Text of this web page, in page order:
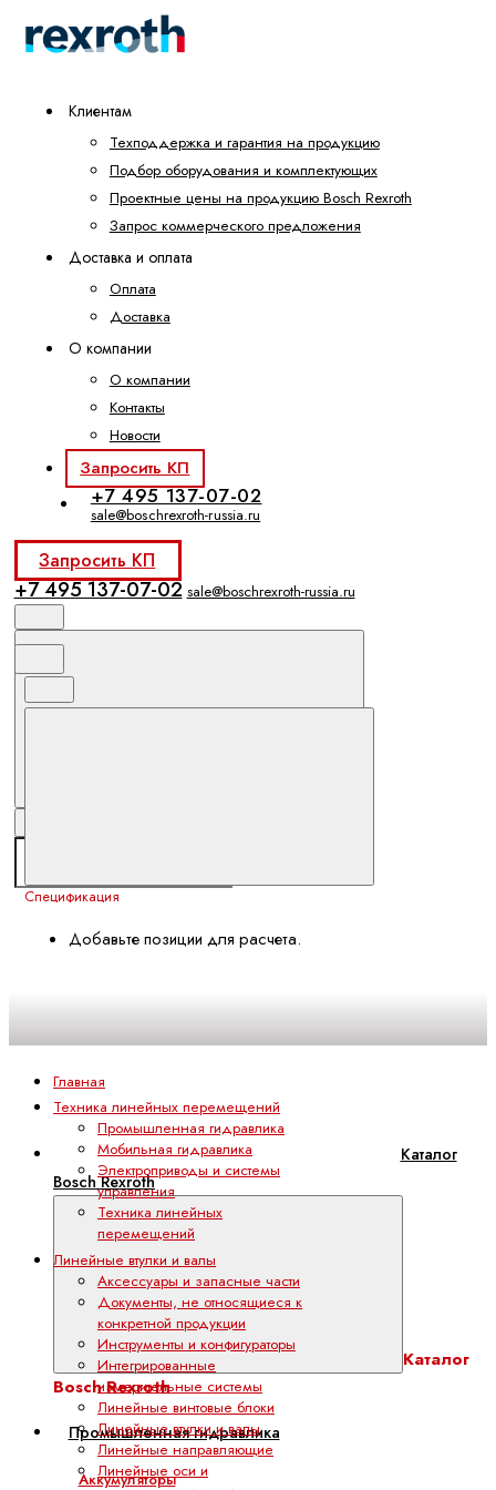
Клиентам
Техподдержка и гарантия на продукцию
Подбор оборудования и комплектующих
Проектные цены на продукцию Bosch Rexroth
Запрос коммерческого предложения
Доставка и оплата
Оплата
Доставка
О компании
О компании
Контакты
Новости
Запросить КП
+7 495 137-07-02
sale@boschrexroth-russia.ru
Запросить КП
+7 495 137-07-02 sale@boschrexroth-russia.ru
Спецификация
Добавьте позиции для расчета.
Каталог
Bosch Rexroth
Каталог
Bosch Rexroth
Промышленная гидравлика
Аккумуляторы
Главная
Техника линейных перемещений
Промышленная гидравлика
Мобильная гидравлика
Электроприводы и системы
управления
Техника линейных
перемещений
Линейные втулки и валы
Аксессуары и запасные части
Документы, не относящиеся к
конкретной продукции
Инструменты и конфигураторы
Интегрированные
измерительные системы
Линейные винтовые блоки
Линейные втулки и валы
Линейные направляющие
Линейные оси и